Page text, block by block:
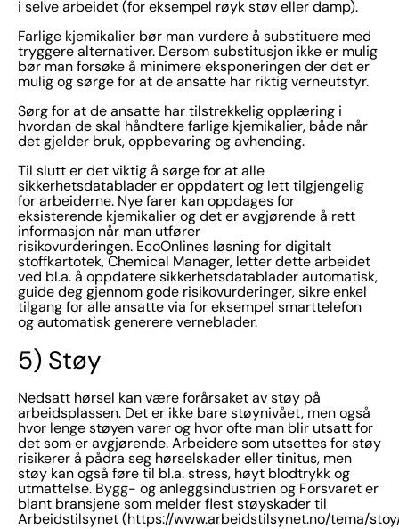
i selve arbeidet (for eksempel røyk støv eller damp).
Farlige kjemikalier bør man vurdere å substituere med
tryggere alternativer. Dersom substitusjon ikke er mulig
bør man forsøke å minimere eksponeringen der det er
mulig og sørge for at de ansatte har riktig verneutstyr.
Sørg for at de ansatte har tilstrekkelig opplæring i
hvordan de skal håndtere farlige kjemikalier, både når
det gjelder bruk, oppbevaring og avhending.
Til slutt er det viktig å sørge for at alle
sikkerhetsdatablader er oppdatert og lett tilgjengelig
for arbeiderne. Nye farer kan oppdages for
eksisterende kjemikalier og det er avgjørende å rett
informasjon når man utfører
risikovurderingen. EcoOnlines løsning for digitalt
stoffkartotek, Chemical Manager, letter dette arbeidet
ved bl.a. å oppdatere sikkerhetsdatablader automatisk,
guide deg gjennom gode risikovurderinger, sikre enkel
tilgang for alle ansatte via for eksempel smarttelefon
og automatisk generere verneblader.
5) Støy
Nedsatt hørsel kan være forårsaket av støy på
arbeidsplassen. Det er ikke bare støynivået, men også
hvor lenge støyen varer og hvor ofte man blir utsatt for
det som er avgjørende. Arbeidere som utsettes for støy
risikerer å pådra seg hørselskader eller tinitus, men
støy kan også føre til bl.a. stress, høyt blodtrykk og
utmattelse. Bygg- og anleggsindustrien og Forsvaret er
blant bransjene som melder flest støyskader til
Arbeidstilsynet (https://www.arbeidstilsynet.no/tema/